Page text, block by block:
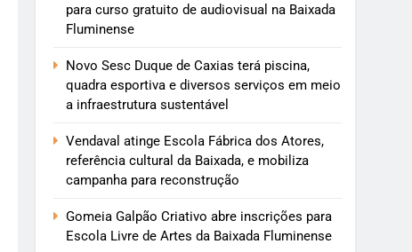
para curso gratuito de audiovisual na Baixada
Fluminense
Novo Sesc Duque de Caxias terá piscina,
quadra esportiva e diversos serviços em meio
a infraestrutura sustentável
Vendaval atinge Escola Fábrica dos Atores,
referência cultural da Baixada, e mobiliza
campanha para reconstrução
Gomeia Galpão Criativo abre inscrições para
Escola Livre de Artes da Baixada Fluminense